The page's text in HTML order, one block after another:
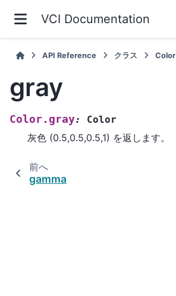
VCI Documentation
API Reference クラス Color
gray
Color.gray: Color
灰色 (0.5,0.5,0.5,1) を返します。
前へ
gamma